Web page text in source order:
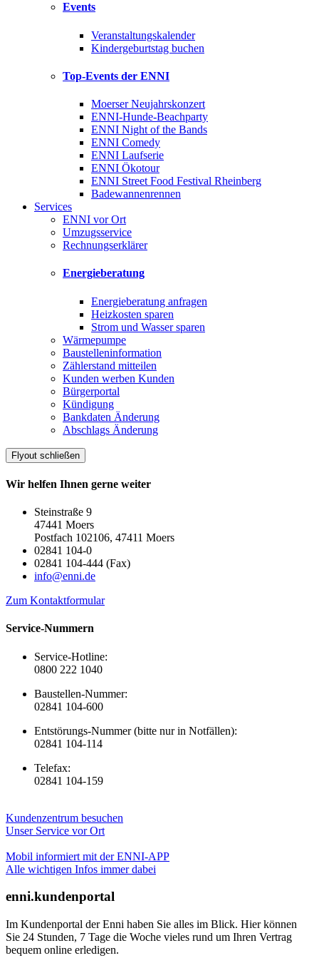
Events
Veranstaltungskalender
Kindergeburtstag buchen
Top-Events der ENNI
Moerser Neujahrskonzert
ENNI-Hunde-Beachparty
ENNI Night of the Bands
ENNI Comedy
ENNI Laufserie
ENNI Ökotour
ENNI Street Food Festival Rheinberg
Badewannenrennen
Services
ENNI vor Ort
Umzugsservice
Rechnungserklärer
Energieberatung
Energieberatung anfragen
Heizkosten sparen
Strom und Wasser sparen
Wärmepumpe
Baustelleninformation
Zählerstand mitteilen
Kunden werben Kunden
Bürgerportal
Kündigung
Bankdaten Änderung
Abschlags Änderung
Flyout schließen
Wir helfen Ihnen gerne weiter
Steinstraße 9
47441 Moers
Postfach 102106, 47411 Moers
02841 104-0
02841 104-444 (Fax)
info@enni.de
Zum Kontaktformular
Service-Nummern
Service-Hotline:
0800 222 1040
Baustellen-Nummer:
02841 104-600
Entstörungs-Nummer (bitte nur in Notfällen):
02841 104-114
Telefax:
02841 104-159
Kundenzentrum besuchen
Unser Service vor Ort
Mobil informiert mit der ENNI-APP
Alle wichtigen Infos immer dabei
enni.kundenportal
Im Kundenportal der Enni haben Sie alles im Blick. Hier können
Sie 24 Stunden, 7 Tage die Woche vieles rund um Ihren Vertrag
bequem online erledigen.